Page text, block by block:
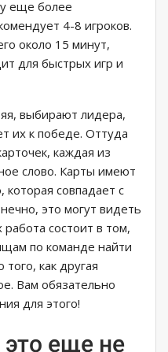
еще более
4-8 игроков.
около 15 минут,
для быстрых игр и
выбирают лидера,
их к победе. Оттуда
каждая из
слово. Карты имеют
совпадает с
это могут видеть
состоит в том,
по команде найти
как другая
Вам обязательно
для этого!
это еще не